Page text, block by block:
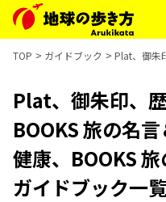
TOP ガイドブック Plat、御朱
Plat、御朱印、
BOOKS 旅の名
健康、BOOKS
ガイドブック一